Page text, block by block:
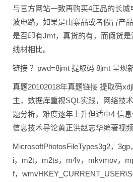
与官方网站一致再购买4正品的长
波电路，如果是山寨品或者假冒产
是否印有Jmt，真货的有，而假货
线材相比。
链接 ？pwd=8jmt 提取码 8jmt 呈现
真题20102018年真题链接 提取码
主，数据库重视SQL实践，网络技
题分析，难度逐年上升但适中4 信
信息技术导论黄正洪赵志华编著视频
MicrosoftPhotosFileTypes3g2，
i，m2t，m2ts，m4v，mkvmov，
f，